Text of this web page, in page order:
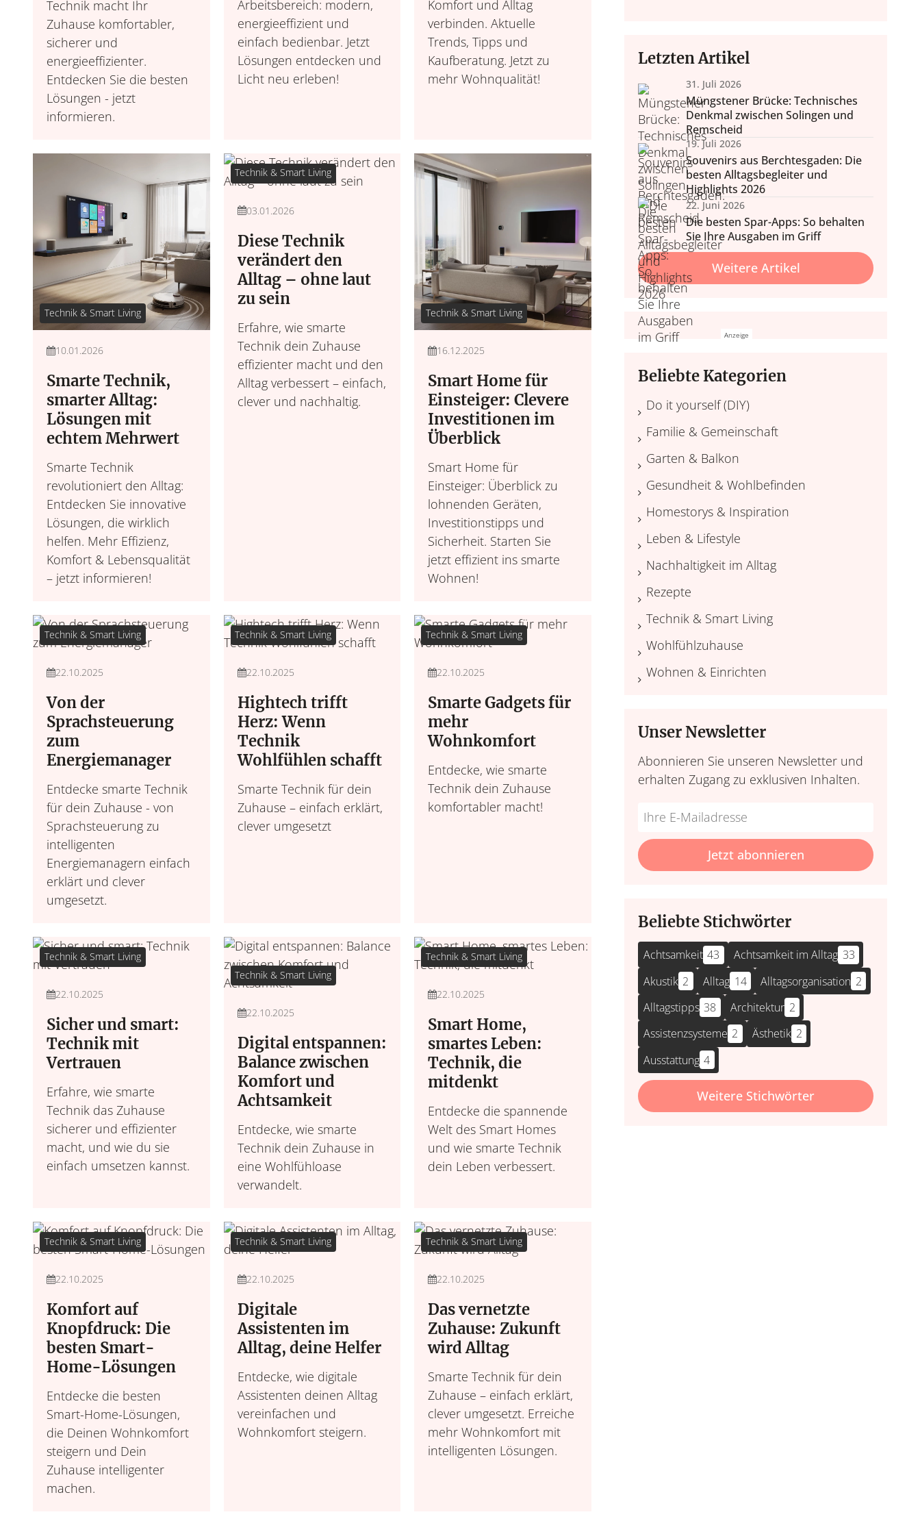
Garten & Balkon
Urban Gardening, saisonale Tipps, Outdoor-Möbel
& Deko.
Gesundheit und Wohlbefinden
Work Life Balance, Home Wellness, Yoga und
Technik macht Ihr
Zuhause komfortabler,
sicherer und
energieeffizienter.
Entdecken Sie die besten
Lösungen - jetzt
informieren.
Arbeitsbereich: modern,
energieeffizient und
einfach bedienbar. Jetzt
Lösungen entdecken und
Licht neu erleben!
Komfort und Alltag
verbinden. Aktuelle
Trends, Tipps und
Kaufberatung. Jetzt zu
mehr Wohnqualität!
Technik & Smart Living
10.01.2026
Smarte Technik,
smarter Alltag:
Lösungen mit
echtem Mehrwert
Smarte Technik
revolutioniert den Alltag:
Entdecken Sie innovative
Lösungen, die wirklich
helfen. Mehr Effizienz,
Komfort & Lebensqualität
– jetzt informieren!
Technik & Smart Living
03.01.2026
Diese Technik
verändert den
Alltag – ohne laut
zu sein
Erfahre, wie smarte
Technik dein Zuhause
effizienter macht und den
Alltag verbessert – einfach,
clever und nachhaltig.
Technik & Smart Living
16.12.2025
Smart Home für
Einsteiger: Clevere
Investitionen im
Überblick
Smart Home für
Einsteiger: Überblick zu
lohnenden Geräten,
Investitionstipps und
Sicherheit. Starten Sie
jetzt effizient ins smarte
Wohnen!
Technik & Smart Living
22.10.2025
Von der
Sprachsteuerung
zum
Energiemanager
Entdecke smarte Technik
für dein Zuhause - von
Sprachsteuerung zu
intelligenten
Energiemanagern einfach
erklärt und clever
umgesetzt.
Technik & Smart Living
22.10.2025
Hightech trifft
Herz: Wenn
Technik
Wohlfühlen schafft
Smarte Technik für dein
Zuhause – einfach erklärt,
clever umgesetzt
Technik & Smart Living
22.10.2025
Smarte Gadgets für
mehr
Wohnkomfort
Entdecke, wie smarte
Technik dein Zuhause
komfortabler macht!
Technik & Smart Living
22.10.2025
Sicher und smart:
Technik mit
Vertrauen
Erfahre, wie smarte
Technik das Zuhause
sicherer und effizienter
macht, und wie du sie
einfach umsetzen kannst.
Technik & Smart Living
22.10.2025
Digital entspannen:
Balance zwischen
Komfort und
Achtsamkeit
Entdecke, wie smarte
Technik dein Zuhause in
eine Wohlfühloase
verwandelt.
Technik & Smart Living
22.10.2025
Smart Home,
smartes Leben:
Technik, die
mitdenkt
Entdecke die spannende
Welt des Smart Homes
und wie smarte Technik
dein Leben verbessert.
Technik & Smart Living
22.10.2025
Komfort auf
Knopfdruck: Die
besten Smart-
Home-Lösungen
Entdecke die besten
Smart-Home-Lösungen,
die Deinen Wohnkomfort
steigern und Dein
Zuhause intelligenter
machen.
Technik & Smart Living
22.10.2025
Digitale
Assistenten im
Alltag, deine Helfer
Entdecke, wie digitale
Assistenten deinen Alltag
vereinfachen und
Wohnkomfort steigern.
Technik & Smart Living
22.10.2025
Das vernetzte
Zuhause: Zukunft
wird Alltag
Smarte Technik für dein
Zuhause – einfach erklärt,
clever umgesetzt. Erreiche
mehr Wohnkomfort mit
intelligenten Lösungen.
Letzten Artikel
31. Juli 2026
Müngstener Brücke: Technisches
Denkmal zwischen Solingen und
Remscheid
19. Juli 2026
Souvenirs aus Berchtesgaden: Die
besten Alltagsbegleiter und
Highlights 2026
22. Juni 2026
Die besten Spar-Apps: So behalten
Sie Ihre Ausgaben im Griff
Weitere Artikel
Beliebte Kategorien
Do it yourself (DIY)
Familie & Gemeinschaft
Garten & Balkon
Gesundheit & Wohlbefinden
Homestorys & Inspiration
Leben & Lifestyle
Nachhaltigkeit im Alltag
Rezepte
Technik & Smart Living
Wohlfühlzuhause
Wohnen & Einrichten
Unser Newsletter
Abonnieren Sie unseren Newsletter und
erhalten Zugang zu exklusiven Inhalten.
Do
fill
this
*Ihre
Mailadresse:Jetzt abonnieren
Beliebte Stichwörter
Achtsamkeit 43 Achtsamkeit im Alltag 33
Akustik 2 Alltag 14 Alltagsorganisation 2
Alltagstipps 38 Architektur 2
Assistenzsysteme 2 Ästhetik 2
Ausstattung 4
Weitere Stichwörter